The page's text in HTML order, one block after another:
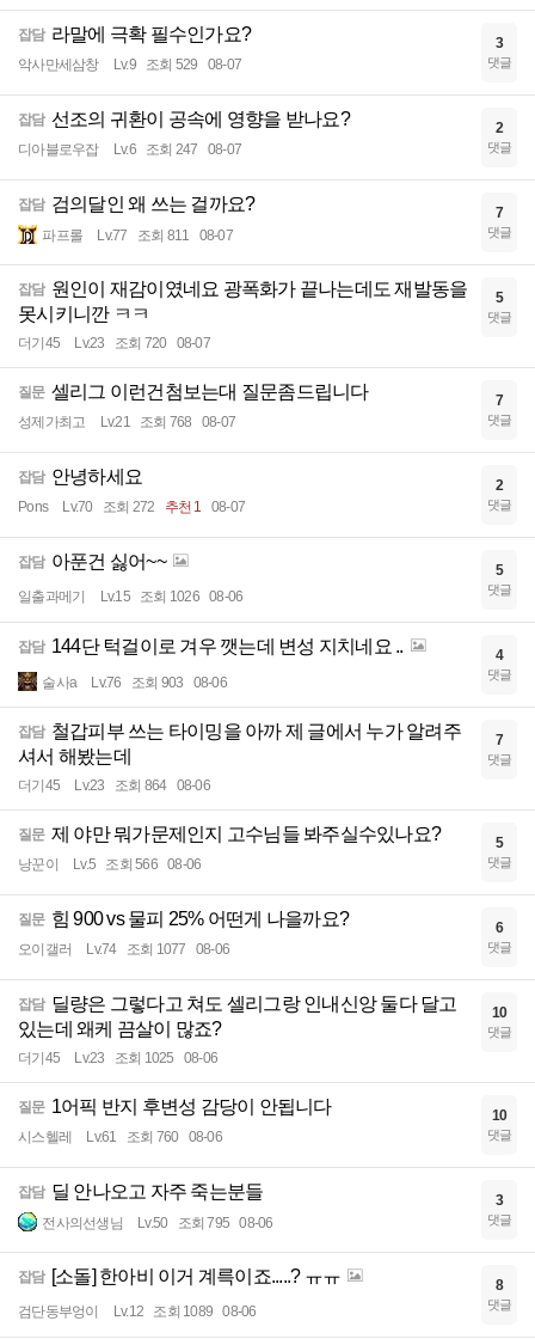
잡담 라말에 극확 필수인가요?
악사만세삼창 Lv.9 조회 529 08-07
3
댓글
잡담 선조의 귀환이 공속에 영향을 받나요?
디아블로우잡 Lv.6 조회 247 08-07
2
댓글
잡담 검의달인 왜 쓰는 걸까요?
파프롤 Lv.77 조회 811 08-07
7
댓글
잡담 원인이 재감이였네요 광폭화가 끝나는데도 재발동을
못시키니깐 ㅋㅋ
더기45 Lv.23 조회 720 08-07
5
댓글
질문 셀리그 이런건첨보는대 질문좀드립니다
성제가최고 Lv.21 조회 768 08-07
7
댓글
잡담 안녕하세요
Pons Lv.70 조회 272 추천 1 08-07
2
댓글
잡담 아푼건 싫어~~
일출과메기 Lv.15 조회 1026 08-06
5
댓글
잡담 144단 턱걸이로 겨우 깻는데 변성 지치네요 ..
술사a Lv.76 조회 903 08-06
4
댓글
잡담 철갑피부 쓰는 타이밍을 아까 제 글에서 누가 알려주
셔서 해봤는데
더기45 Lv.23 조회 864 08-06
7
댓글
질문 제 야만 뭐가문제인지 고수님들 봐주실수있나요?
낭꾼이 Lv.5 조회 566 08-06
5
댓글
질문 힘 900 vs 물피 25% 어떤게 나을까요?
오이갤러 Lv.74 조회 1077 08-06
6
댓글
잡담 딜량은 그렇다고 쳐도 셀리그랑 인내신앙 둘다 달고
있는데 왜케 끔살이 많죠?
더기45 Lv.23 조회 1025 08-06
10
댓글
질문 1어픽 반지 후변성 감당이 안됩니다
시스헬레 Lv.61 조회 760 08-06
10
댓글
잡담 딜 안나오고 자주 죽는분들
전사의선생님 Lv.50 조회 795 08-06
3
댓글
잡담 [소돌] 한아비 이거 계륵이죠.....? ㅠㅠ
검단동부엉이 Lv.12 조회 1089 08-06
8
댓글